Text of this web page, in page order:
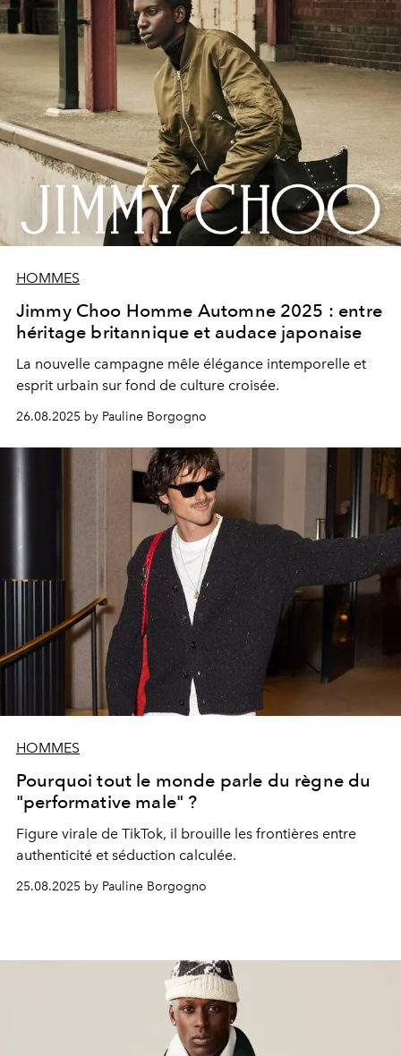
HOMMES
Jimmy Choo Homme Automne 2025 : entre
héritage britannique et audace japonaise
La nouvelle campagne mêle élégance intemporelle et
esprit urbain sur fond de culture croisée.
26.08.2025 by Pauline Borgogno
HOMMES
Pourquoi tout le monde parle du règne du
"performative male" ?
Figure virale de TikTok, il brouille les frontières entre
authenticité et séduction calculée.
25.08.2025 by Pauline Borgogno